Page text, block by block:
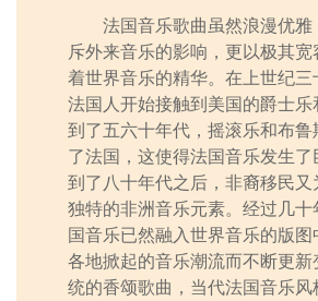
法国音乐歌曲虽然浪漫优
斥外来音乐的影响，更以极其
着世界音乐的精华。在上世纪三
法国人开始接触到美国的爵士乐
到了五六十年代，摇滚乐和布鲁
了法国，这使得法国音乐发生了
到了八十年代之后，非裔移民又
独特的非洲音乐元素。经过几
国音乐已然融入世界音乐的版图
各地掀起的音乐潮流而不断更
统的香颂歌曲，当代法国音乐风